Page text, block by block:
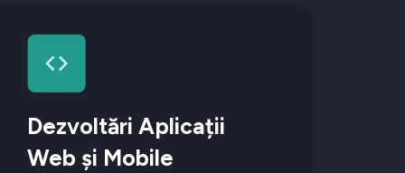
Dezvoltări Aplicații
Web și Mobile